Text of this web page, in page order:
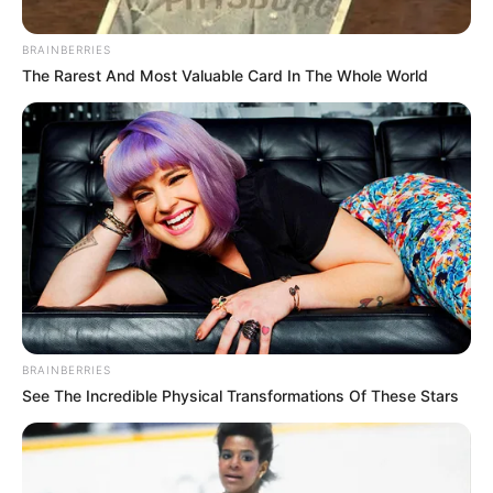
Suministrada.
Criminal de “Los Triana” desplazaba familias con
amenazas en Medellín. Alias el “hijo” tenía circulas azul
de Interpol
Enero 19, 2024
BRAINBERRIES
The Rarest And Most Valuable Card In The Whole World
BRAINBERRIES
See The Incredible Physical Transformations Of These Stars